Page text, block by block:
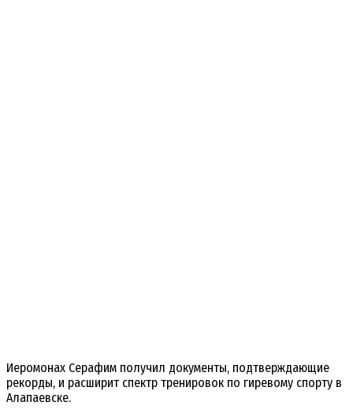
Иеромонах Серафим получил документы, подтверждающие
рекорды, и расширит спектр тренировок по гиревому спорту в
Алапаевске.